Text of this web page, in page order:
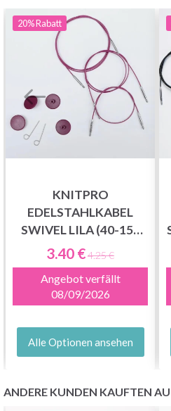
20%Rabatt
KNITPRO
EDELSTAHLKABEL
SWIVEL LILA (40-150
CM)
3.40 €4.25 €
Angebot verfällt
08/09/2026
Alle Optionen ansehen
ANDERE KUNDEN KAUFTEN